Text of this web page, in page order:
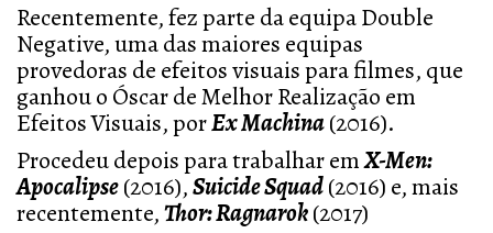
Recentemente, fez parte da equipa Double
Negative, uma das maiores equipas
provedoras de efeitos visuais para filmes, que
ganhou o Óscar de Melhor Realização em
Efeitos Visuais, porEx Machina(2016).
Procedeu depois para trabalhar emX-Men:
Apocalipse(2016),Suicide Squad(2016) e, mais
recentemente,Thor: Ragnarok(2017)